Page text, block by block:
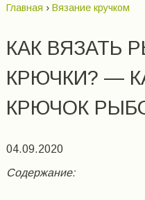
Главная › Вязание кручком
КАК ВЯЗАТЬ
КРЮЧКИ? —
КРЮЧОК
04.09.2020
Содержание: